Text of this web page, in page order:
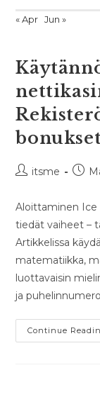
« Apr Jun »
Postitsme
Post
Aloittaminen Ice
tiedät vaiheet –
Artikkelissa
matematiikka,
luottavaisin
ja
Continue